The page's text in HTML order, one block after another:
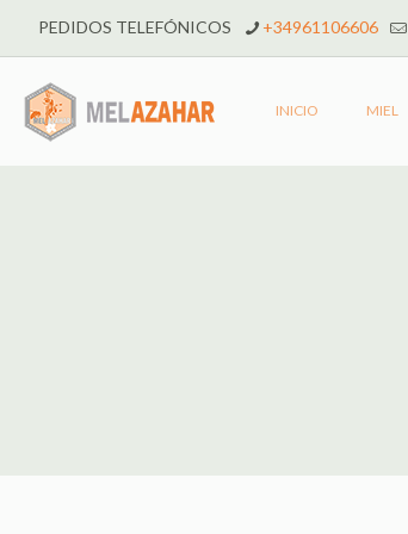
PEDIDOS TELEFÓNICOS +34961106606
INICIO MIEL